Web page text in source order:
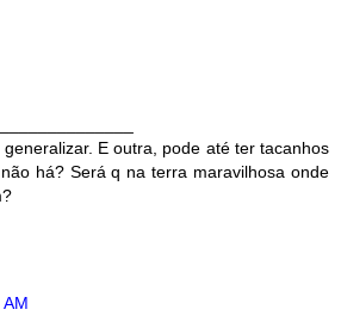
generalizar. E outra, pode até ter tacanhos
há? Será q na terra maravilhosa onde